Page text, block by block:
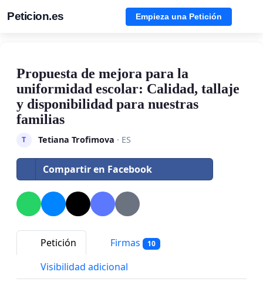
Peticion.es Empieza una Petición
Propuesta de mejora para la
uniformidad escolar: Calidad, tallaje
y disponibilidad para nuestras
familias
T Tetiana Trofimova · ES
Compartir en Facebook
Petición Firmas 10
Visibilidad adicional